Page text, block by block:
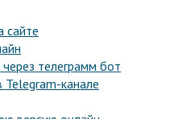
сайте
телеграмм бот
Telegram-канале